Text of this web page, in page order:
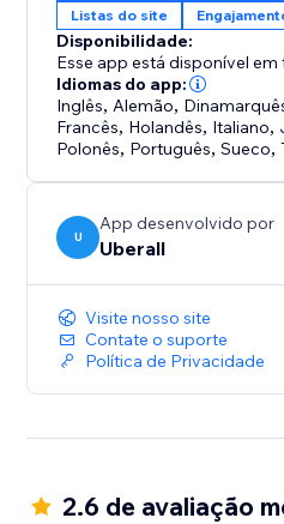
Listas do site
Disponibilidade:
Esse app está disponível
Idiomas do app:
Inglês, Alemão,
Francês, Holandês, Italiano,
Polonês, Português,Sueco,
U
App desenvolvido por
Uberall
Visite nosso site
Contate o suporte
Política de Privacidade
2.6 de avaliação